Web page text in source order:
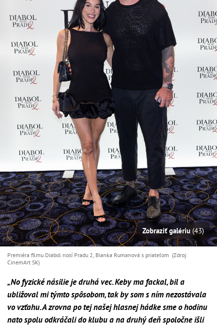
Zobraziť galériu (43)
Premiéra filmu Diabol nosí Pradu 2, Bianka Rumanová s priateľom (Zdroj:
CinemArt SK)
„No fyzické násilie je druhá vec. Keby ma fackal, bil a
ubližoval mi týmto spôsobom, tak by som s ním nezostávala
vo vzťahu. A zrovna po tej našej hlasnej hádke sme o hodinu
nato spolu odkráčali do klubu a na druhý deň spoločne išli